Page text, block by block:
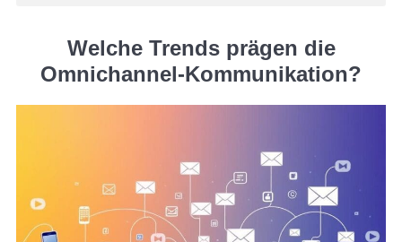
Welche Trends prägen die
Omnichannel-Kommunikation?